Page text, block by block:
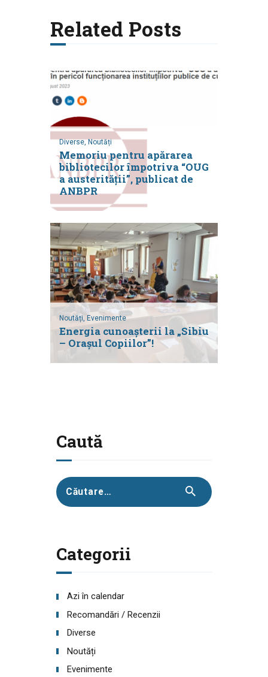
Related Posts
Diverse,Noutăți
Memoriu pentru apărarea
bibliotecilor împotriva “OUG
a austerității”, publicat de
ANBPR
Noutăți, Evenimente
Energia cunoașterii la „Sibiu
– Orașul Copiilor”!
Caută
Caută
după:
Categorii
Azi în calendar
Recomandări / Recenzii
Diverse
Noutăți
Evenimente